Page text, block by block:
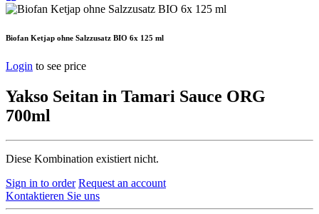
Biofan Ketjap ohne Salzzusatz BIO 6x 125 ml
Login to see price
Yakso Seitan in Tamari Sauce ORG
700ml
Diese Kombination existiert nicht.
Sign in to order Request an account
Kontaktieren Sie uns